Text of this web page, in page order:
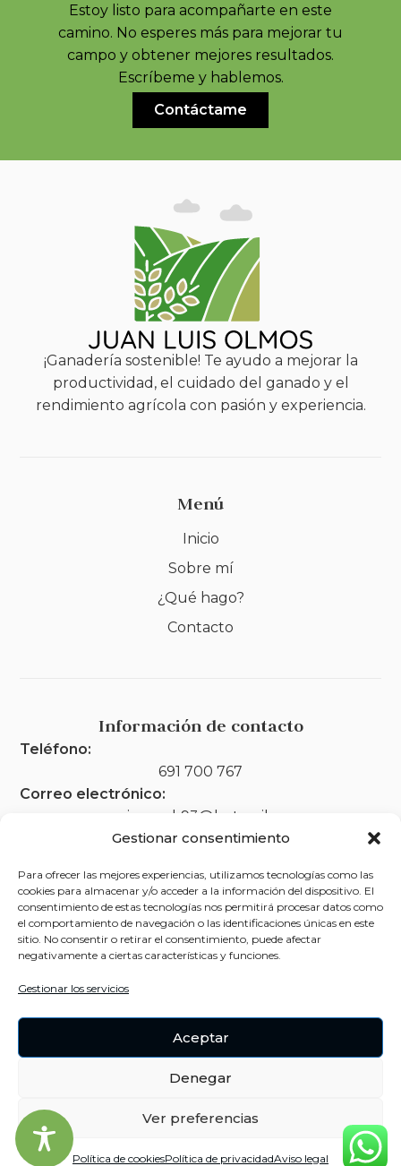
Gestionar consentimiento
Para ofrecer las mejores experiencias, utilizamos tecnologías como las
cookies para almacenar y/o acceder a la información del dispositivo. El
consentimiento de estas tecnologías nos permitirá procesar datos como
el comportamiento de navegación o las identificaciones únicas en este
sitio. No consentir o retirar el consentimiento, puede afectar
negativamente a ciertas características y funciones.
Gestionar los servicios
Aceptar
Denegar
Ver preferencias
Política de cookiesPolítica de privacidadAviso legal
Estoy listo para acompañarte en este
camino. No esperes más para mejorar tu
campo y obtener mejores resultados.
Escríbeme y hablemos.
Contáctame
¡Ganadería sostenible! Te ayudo a mejorar la
productividad, el cuidado del ganado y el
rendimiento agrícola con pasión y experiencia.
Menú
Inicio
Sobre mí
¿Qué hago?
Contacto
Información de contacto
Teléfono:
691 700 767
Correo electrónico:
marimar_rk93@hotmail.com
Legal
Aviso legal
Política de cookies (UE)